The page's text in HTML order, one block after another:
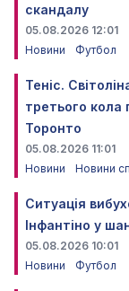
скандалу
05.08.2026 12:01
Новини
Футбол
Теніс.
третього кола
Торонто
05.08.2026 11:01
Новини
Новини
Ситуація
Інфантіно у
05.08.2026 10:01
Новини
Футбол